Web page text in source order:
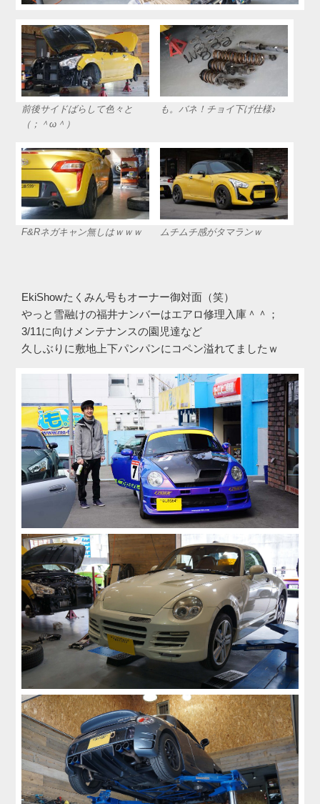
前後サイドばらして色々と
（；＾ω＾）
も。バネ！チョイ下げ仕様♪
F&Rネガキャン無しはｗｗｗ ムチムチ感がタマランｗ
EkiShowたくみん号もオーナー御対面（笑）
やっと雪融けの福井ナンバーはエアロ修理入庫＾＾；
3/11に向けメンテナンスの園児達など
久しぶりに敷地上下パンパンにコペン溢れてましたｗ